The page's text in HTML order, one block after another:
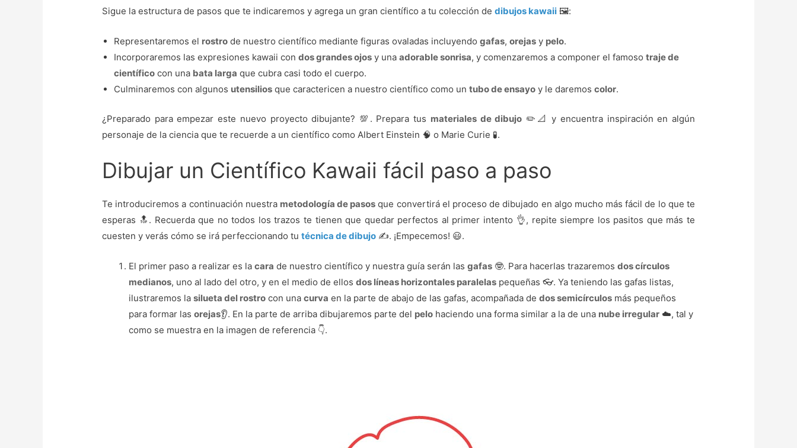
Sigue la estructura de pasos que te indicaremos y agrega un gran científico a tu colección dedibujos kawaii 🖼️:
Representaremos el rostro de nuestro científico mediante figuras ovaladas incluyendogafas,orejas y pelo.
Incorporaremos las expresiones kawaii condos grandes ojos y unaadorable sonrisa, y comenzaremos a componer el famosotraje de
científico con una bata larga que cubra casi todo el cuerpo.
Culminaremos con algunos utensilios que caractericen a nuestro científico como untubo de ensayo y le daremoscolor.
¿Preparado para empezar este nuevo proyecto dibujante? 💯. Prepara tus materiales de dibujo ✏️📐 y encuentra inspiración en algún
personaje de la ciencia que te recuerde a un científico como Albert Einstein 🧠 o Marie Curie 🧪.
Dibujar un Científico Kawaii fácil paso a paso
Te introduciremos a continuación nuestra metodología de pasos que convertirá el proceso de dibujado en algo mucho más fácil de lo que te
esperas 🔝. Recuerda que no todos los trazos te tienen que quedar perfectos al primer intento 👌, repite siempre los pasitos que más te
cuesten y verás cómo se irá perfeccionando tutécnica de dibujo ✍️. ¡Empecemos! 😃.
El primer paso a realizar es lacara de nuestro científico y nuestra guía serán lasgafas 🤓. Para hacerlas trazaremosdos círculos
medianos, uno al lado del otro, y en el medio de ellosdos líneas horizontales paralelas pequeñas 👓. Ya teniendo las gafas listas,
ilustraremos lasilueta del rostro con unacurva en la parte de abajo de las gafas, acompañada dedos semicírculos más pequeños
para formar lasorejas👂. En la parte de arriba dibujaremos parte del pelo haciendo una forma similar a la de una nube irregular ☁️, tal y
como se muestra en la imagen de referencia 👇.